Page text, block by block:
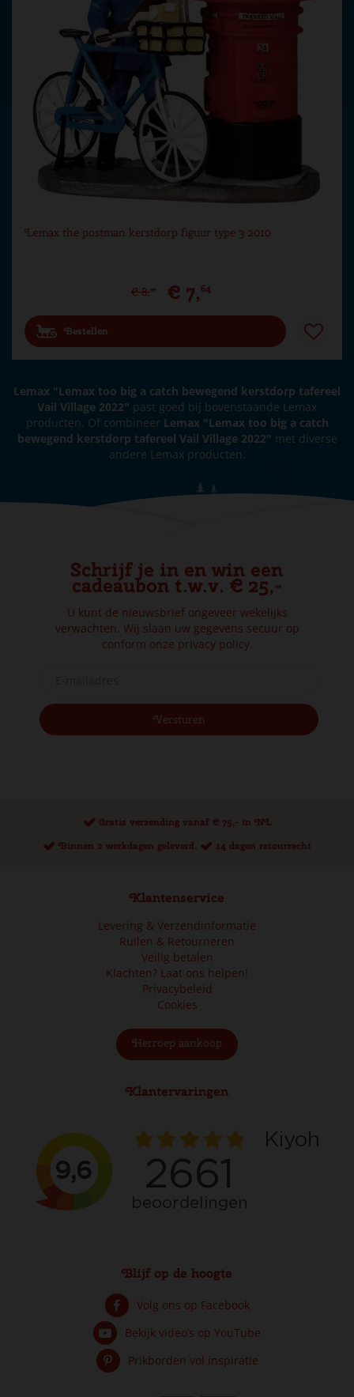
Lemax the postman kerstdorp figuur type 3 2010
€ 8,49 € 7,64
Bestellen
Lemax "Lemax too big a catch bewegend kerstdorp tafereel
Vail Village 2022" past goed bij bovenstaande Lemax
producten. Of combineer Lemax "Lemax too big a catch
bewegend kerstdorp tafereel Vail Village 2022" met diverse
andere Lemax producten.
Schrijf je in en win een
cadeaubon t.w.v. € 25,-
U kunt de nieuwsbrief ongeveer wekelijks
verwachten. Wij slaan uw gegevens secuur op
conform onze privacy policy.
Gratis verzending vanaf € 75,- in NL
Binnen 2 werkdagen geleverd.
14 dagen retourrecht
Klantenservice
Levering & Verzendinformatie
Ruilen & Retourneren
Veilig betalen
Klachten? Laat ons helpen!
Privacybeleid
Cookies
Herroep aankoop
Klantervaringen
Blijf op de hoogte
Volg ons op Facebook
Bekijk video’s op YouTube
Prikborden vol inspiratie